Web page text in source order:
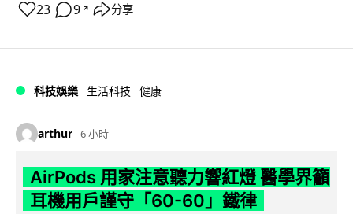
23 9 ↗ 分享
科技娛樂 生活科技 健康
arthur 6 小時
AirPods 用家注意聽力響紅燈 醫學界籲
耳機用戶謹守「60-60」鐵律